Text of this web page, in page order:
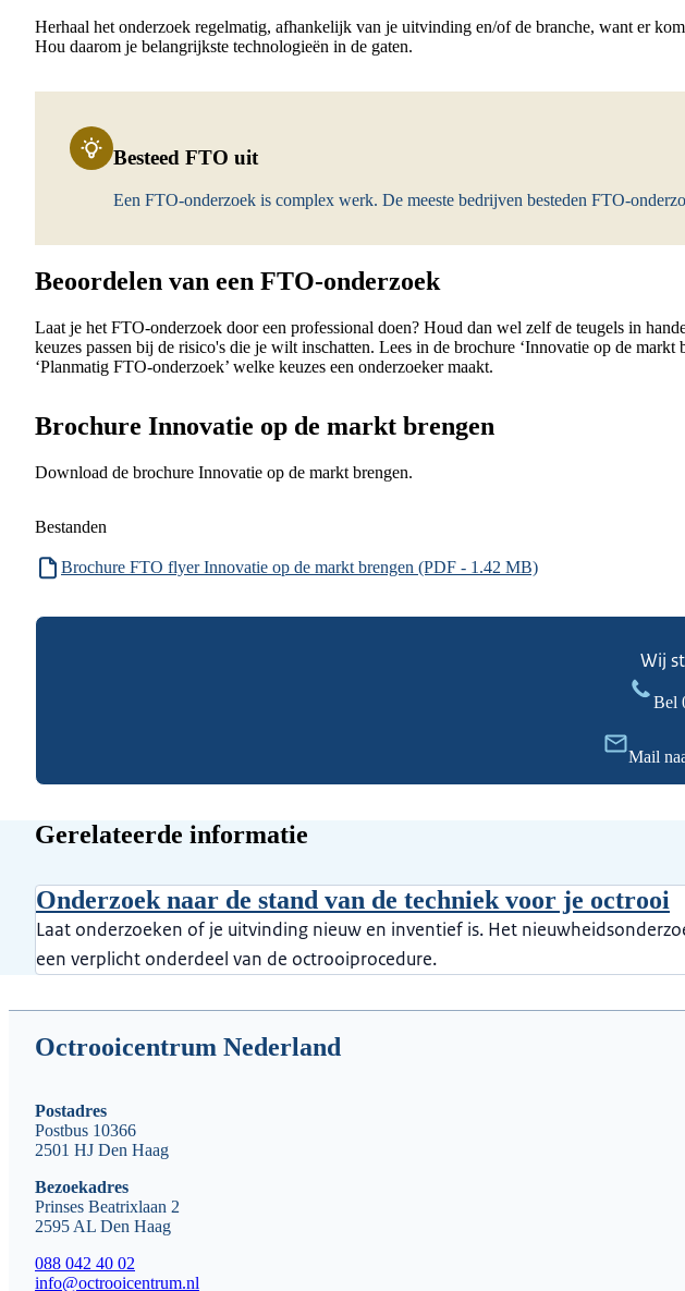
Herhaal het onderzoek regelmatig, afhankelijk van je uitvinding en/of de branche, want er
Hou daarom je belangrijkste technologieën in de gaten.
Besteed FTO uit
Een FTO-onderzoek is complex werk. De meeste bedrijven besteden FTO-
Beoordelen van een FTO-onderzoek
Laat je het FTO-onderzoek door een professional doen? Houd dan wel zelf de teugels in
keuzes passen bij de risico's die je wilt inschatten. Lees in de brochure ‘Innovatie op de markt
‘Planmatig FTO-onderzoek’ welke keuzes een onderzoeker maakt.
Brochure Innovatie op de markt brengen
Download de brochure Innovatie op de markt brengen.
Bestanden
Brochure FTO flyer Innovatie op de markt brengen (PDF - 1.42 MB)
Wij
Bel
Mail
Gerelateerde informatie
Onderzoek naar de stand van de techniek voor je octrooi
Laat onderzoeken of je uitvinding nieuw en inventief is. Het
een verplicht onderdeel van de octrooiprocedure.
Octrooicentrum Nederland
Postadres
Postbus 10366
2501 HJ Den Haag
Bezoekadres
Prinses Beatrixlaan 2
2595 AL Den Haag
088 042 40 02
info@octrooicentrum.nl